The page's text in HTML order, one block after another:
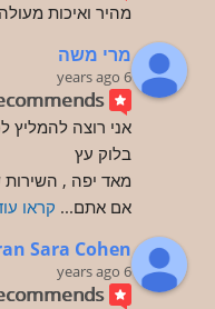
מהיר ואיכות
מרי משה
6 years ago
בלוק עץ
מאד יפה ,
אם אתם... קראו
Sara Cohen
6 years ago